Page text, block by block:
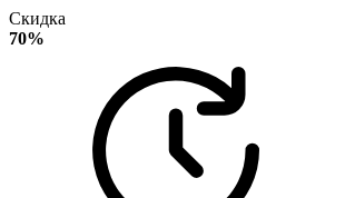
Скидка
70%